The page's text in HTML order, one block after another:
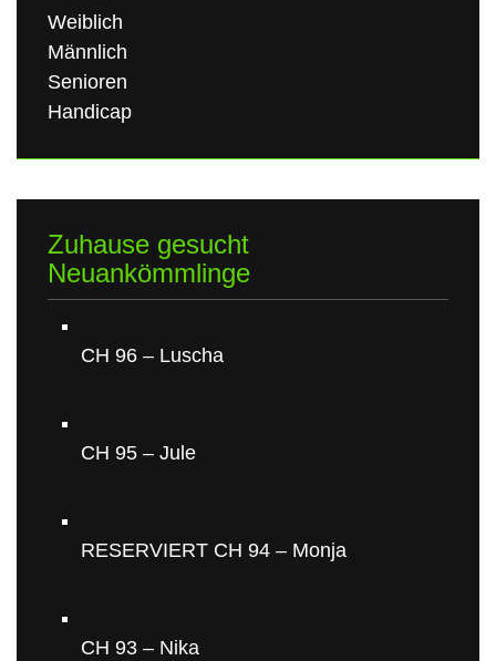
Weiblich
Männlich
Senioren
Handicap
Zuhause gesucht
Neuankömmlinge
CH 96 – Luscha
CH 95 – Jule
RESERVIERT CH 94 – Monja
CH 93 – Nika